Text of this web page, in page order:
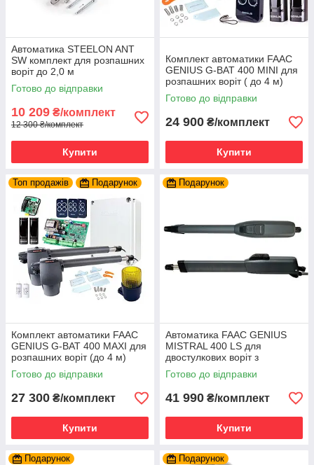
Автоматика STEELON ANT
SW комплект для розпашних
воріт до 2,0 м
Готово до відправки
10 209 ₴/комплект
12 300 ₴/комплект
Купити
Комплект автоматики FAAC
GENIUS G-BAT 400 MINI для
розпашних воріт ( до 4 м)
Готово до відправки
24 900 ₴/комплект
Купити
Топ продажів Подарунок
Комплект автоматики FAAC
GENIUS G-BAT 400 MAXI для
розпашних воріт (до 4 м)
Готово до відправки
27 300 ₴/комплект
Купити
Подарунок
Автоматика FAAC GENIUS
MISTRAL 400 LS для
двостулкових воріт з
кінцевиками (до 4 м)
Готово до відправки
41 990 ₴/комплект
Купити
Подарунок Подарунок